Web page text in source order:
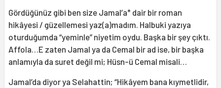
Gördüğünüz gibi ben size Jamal’a* dair bir roman
hikâyesi / güzellemesi yaz(a)madım. Halbuki yazıya
oturduğumda “yeminle” niyetim oydu. Başka bir şey çıktı.
Affola…E zaten Jamal ya da Cemal bir ad ise, bir başka
anlamıyla da suret değil mi; Hüsn-ü Cemal misali…
Jamal’da diyor ya Selahattin; “Hikâyem bana kıymetlidir,